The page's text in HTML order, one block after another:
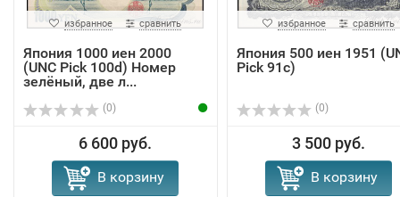
избранное сравнить
Япония 1000 иен 2000
(UNC Pick 100d) Номер
зелёный, две л...
(0)
6 600 руб.
В корзину
избранное сравнить
Япония 500 иен 1951
Pick 91c)
(0)
3 500 руб.
В корзину